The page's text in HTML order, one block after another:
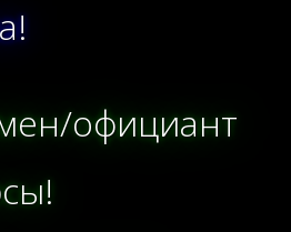
официант